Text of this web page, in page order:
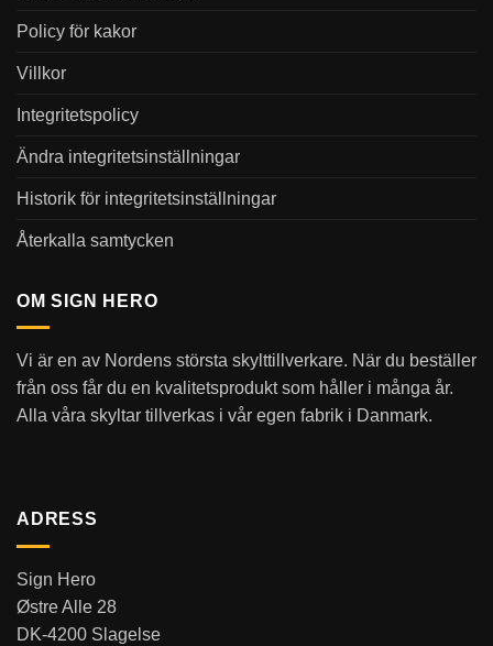
Policy för kakor
Villkor
Integritetspolicy
Ändra integritetsinställningar
Historik för integritetsinställningar
Återkalla samtycken
OM SIGN HERO
Vi är en av Nordens största skylttillverkare. När du beställer
från oss får du en kvalitetsprodukt som håller i många år.
Alla våra skyltar tillverkas i vår egen fabrik i Danmark.
ADRESS
Sign Hero
Østre Alle 28
DK-4200 Slagelse